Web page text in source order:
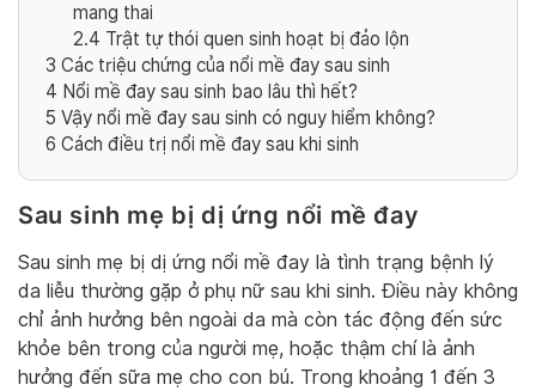
mang thai
2.4 Trật tự thói quen sinh hoạt bị đảo lộn
3 Các triệu chứng của nổi mề đay sau sinh
4 Nổi mề đay sau sinh bao lâu thì hết?
5 Vậy nổi mề đay sau sinh có nguy hiểm không?
6 Cách điều trị nổi mề đay sau khi sinh
Sau sinh mẹ bị dị ứng nổi mề đay
Sau sinh mẹ bị dị ứng nổi mề đay là tình trạng bệnh lý
da liễu thường gặp ở phụ nữ sau khi sinh. Điều này không
chỉ ảnh hưởng bên ngoài da mà còn tác động đến sức
khỏe bên trong của người mẹ, hoặc thậm chí là ảnh
hưởng đến sữa mẹ cho con bú. Trong khoảng 1 đến 3